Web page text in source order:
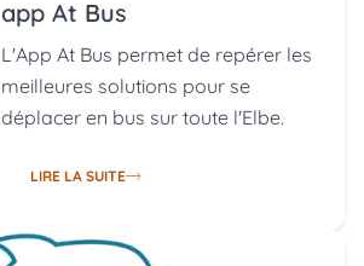
app At Bus
L'App At Bus permet de repérer les
meilleures solutions pour se
déplacer en bus sur toute l'Elbe.
LIRE LA SUITE